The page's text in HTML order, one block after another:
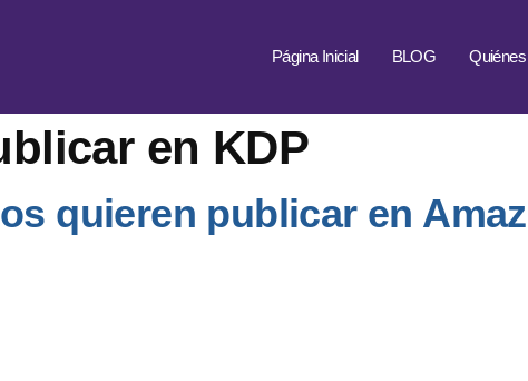
Página Inicial BLOG
en KDP
quieren publicar en